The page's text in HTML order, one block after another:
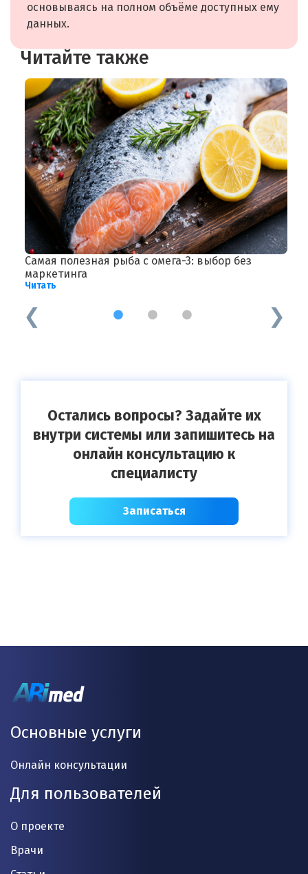
основываясь на полном объёме доступных ему
данных.
Читайте также
Самая полезная рыба с омега-3: выбор без
маркетинга
Читать
1 2 3
Остались вопросы? Задайте их
внутри системы или запишитесь на
онлайн консультацию к
специалисту
Записаться
Основные услуги
Онлайн консультации
Для пользователей
О проекте
Врачи